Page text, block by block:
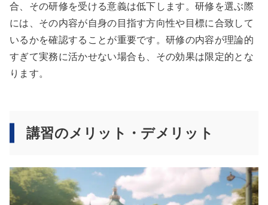
合、その研修を受ける意義は低下します。研修を選ぶ際
には、その内容が自身の目指す方向性や目標に合致して
いるかを確認することが重要です。研修の内容が理論的
すぎて実務に活かせない場合も、その効果は限定的とな
ります。
講習のメリット・デメリット